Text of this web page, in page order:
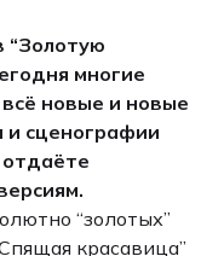
“Золотую
многие
новые и новые
и сценографии
отдаёте
“золотых”
красавица”